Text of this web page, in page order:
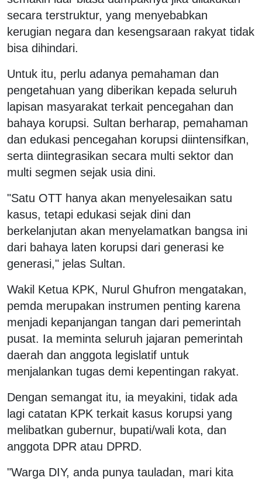
secara terstruktur, yang menyebabkan
kerugian negara dan kesengsaraan rakyat tidak
bisa dihindari.
Untuk itu, perlu adanya pemahaman dan
pengetahuan yang diberikan kepada seluruh
lapisan masyarakat terkait pencegahan dan
bahaya korupsi. Sultan berharap, pemahaman
dan edukasi pencegahan korupsi diintensifkan,
serta diintegrasikan secara multi sektor dan
multi segmen sejak usia dini.
"Satu OTT hanya akan menyelesaikan satu
kasus, tetapi edukasi sejak dini dan
berkelanjutan akan menyelamatkan bangsa ini
dari bahaya laten korupsi dari generasi ke
generasi," jelas Sultan.
Wakil Ketua KPK, Nurul Ghufron mengatakan,
pemda merupakan instrumen penting karena
menjadi kepanjangan tangan dari pemerintah
pusat. Ia meminta seluruh jajaran pemerintah
daerah dan anggota legislatif untuk
menjalankan tugas demi kepentingan rakyat.
Dengan semangat itu, ia meyakini, tidak ada
lagi catatan KPK terkait kasus korupsi yang
melibatkan gubernur, bupati/wali kota, dan
anggota DPR atau DPRD.
"Warga DIY, anda punya tauladan, mari kita